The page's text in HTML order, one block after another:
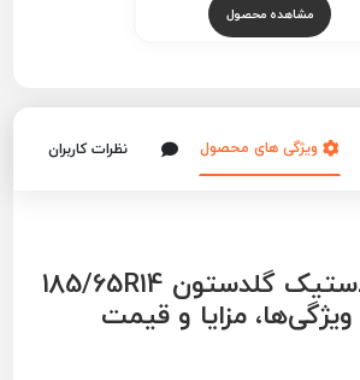
مشاهده محصول
ویژگی های محصول نظرات کاربران
بررسی کامل لاستیک گلدستون 185/65R14